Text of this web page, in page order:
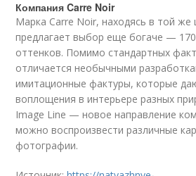
Компания Carre Noir
Марка Carre Noir, находясь в той же
предлагает выбор еще богаче —
оттенков. Помимо стандартных
отличается необычными
имитационные фактуры, которые
воплощения в интерьере разных
Image Line — новое направление
можно воспроизвести различные
фотографии.